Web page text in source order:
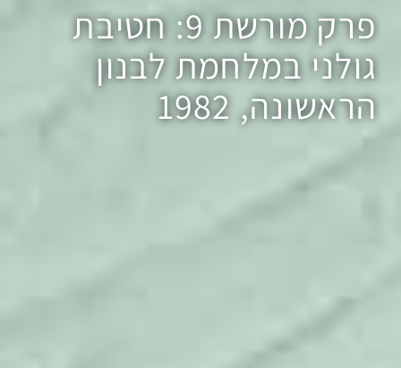
פרק מורשת 9: חטיבת
גולני במלחמת לבנון
הראשונה, 1982